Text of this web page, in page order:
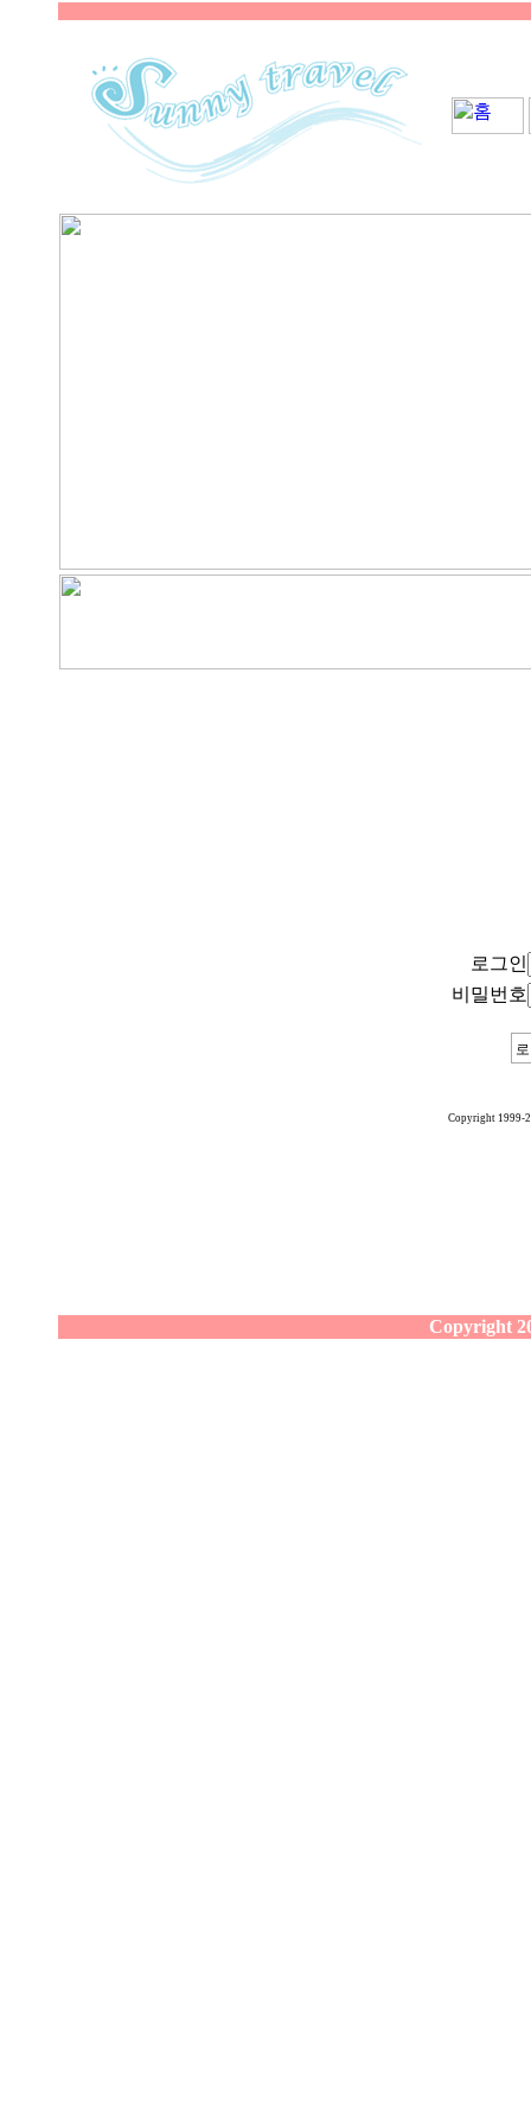
로그인
비밀번호
Copyright 1999-
Copyright